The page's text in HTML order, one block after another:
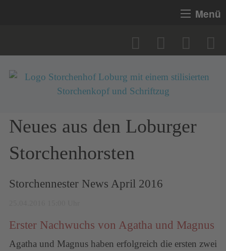
Menü
Neues aus den Loburger
Storchenhorsten
Storchennester News April 2016
Erster Nachwuchs von Agatha und Magnus
Agatha und Magnus haben erfolgreich die ersten zwei